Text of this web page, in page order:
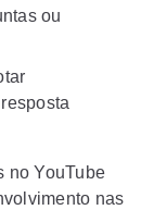
ou
no YouTube
nas